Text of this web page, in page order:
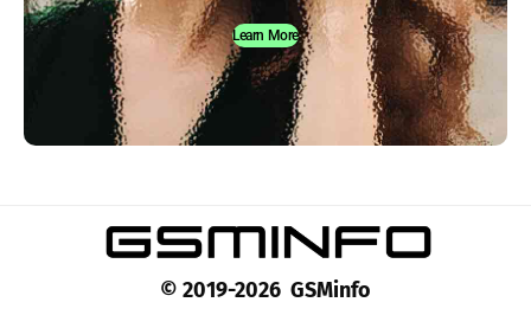
Learn More
© 2019-2026 GSMinfo